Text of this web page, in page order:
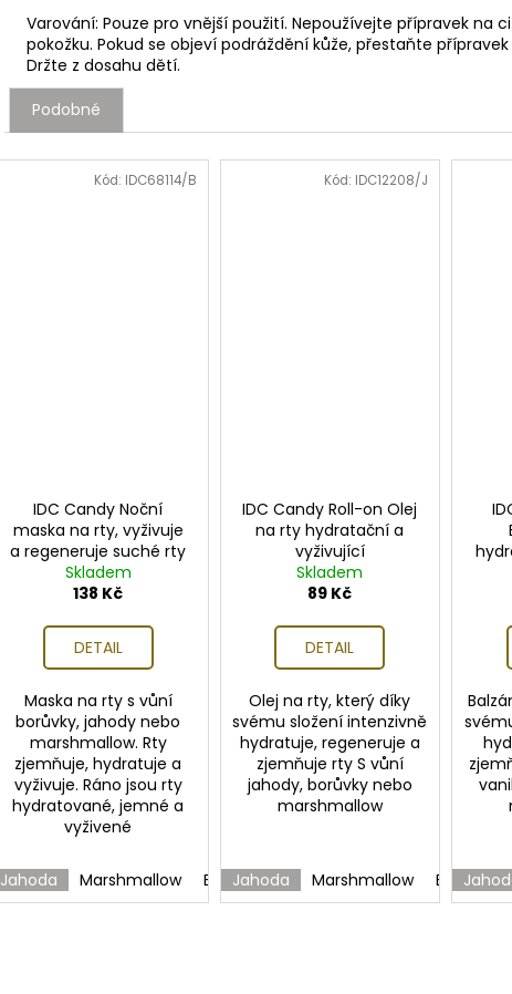
Varování: Pouze pro vnější použití. Nepoužívejte přípravek na
pokožku. Pokud se objeví podráždění kůže, přestaňte
Držte z dosahu dětí.
Podobné
IDC Candy Noční
maska na rty, vyživuje
a regeneruje suché rty
během spánku
Skladem
138 Kč
DETAIL
Maska na rty s vůní
borůvky, jahody nebo
marshmallow. Rty
zjemňuje, hydratuje a
vyživuje. Ráno jsou rty
hydratované, jemné a
vyživené
Jahoda Marshmallow Borůvka
Kód: IDC68114/B
IDC Candy Roll-on Olej
na rty hydratační a
vyživující
Skladem
89 Kč
DETAIL
Olej na rty, který díky
svému složení intenzivně
hydratuje, regeneruje a
zjemňuje rty S vůní
jahody, borůvky nebo
marshmallow
Jahoda Marshmallow Borůvka
Kód: IDC12208/J